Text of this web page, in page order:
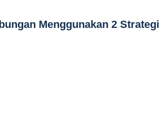
Menggunakan 2 Strategi